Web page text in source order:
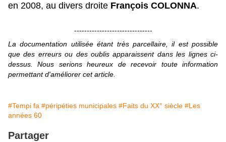
en 2008, au divers droite François COLONNA.
-------------------------------
La documentation utilisée étant très parcellaire, il est possible
que des erreurs ou des oublis apparaissent dans les lignes ci-
dessus. Nous serions heureux de recevoir toute information
permettant d'améliorer cet article.
#Tempi fa #péripéties municipales #Faits du XX° siècle #Les
années 60
Partager